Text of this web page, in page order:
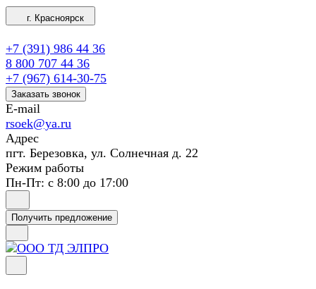
г. Красноярск
+7 (391) 986 44 36
8 800 707 44 36
+7 (967) 614-30-75
Заказать звонок
E-mail
rsoek@ya.ru
Адрес
пгт. Березовка, ул. Солнечная д. 22
Режим работы
Пн-Пт: с 8:00 до 17:00
Получить предложение